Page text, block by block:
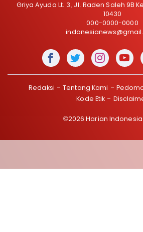
Griya Ayuda Lt. 3, Jl. Raden Saleh 9B
10430
000-0000-0000
Redaksi Tentang Kami
Kode Etik
©2026 Harian Indonesia